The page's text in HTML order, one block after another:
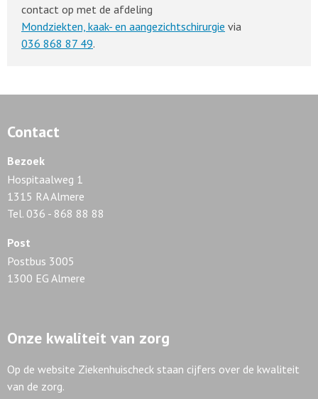
contact op met de afdeling
Mondziekten, kaak- en aangezichtschirurgie via
036 868 87 49.
Contact
Bezoek
Hospitaalweg 1
1315 RA Almere
Tel. 036 - 868 88 88
Post
Postbus 3005
1300 EG Almere
Onze kwaliteit van zorg
Op de website Ziekenhuischeck staan cijfers over de kwaliteit
van de zorg.